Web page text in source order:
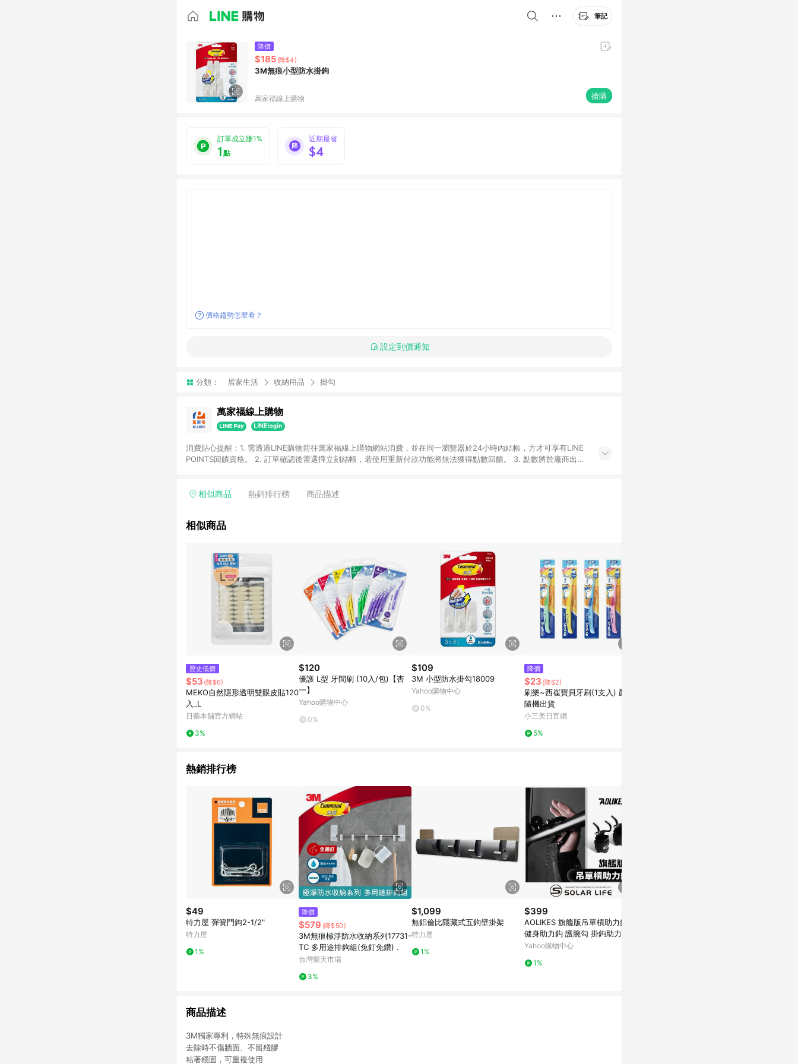
筆記
降價
$185 (降$4)
3M無痕小型防水掛鉤
萬家福線上購物 搶購
訂單成立賺1%
1點
近期最省
$4
價格趨勢怎麼看？
設定到價通知
分類： 居家生活 收納用品 掛勾
萬家福線上購物
消費貼心提醒：1. 需透過LINE購物前往萬家福線上購物網站消費，並在同一瀏覽器於24小時內結帳，方才可享有LINE
POINTS回饋資格。 2. 訂單確認後需選擇立刻結帳，若使用重新付款功能將無法獲得點數回饋。 3. 點數將於廠商出貨
留時間內聯絡客服中心，並由康達盛通生活事業股份有限公司方進行訂單資格確認。 康達盛通線上購物希望提供簡
相似商品 熱銷排行榜 商品描述
相似商品
歷史低價
$53 (降$6)
MEKO自然隱形透明雙眼皮貼120
入_L
日藥本舖官方網站
3%
$120
優護 L型 牙間刷 (10入/包)【杏
一】
Yahoo購物中心
0%
$109
3M 小型防水掛勾18009
Yahoo購物中心
0%
降價
$23 (降$2)
刷樂~西崔寶貝牙刷(1支入) 顏色
隨機出貨
小三美日官網
5%
熱銷排行榜
$49
特力屋 彈簧門鉤2-1/2"
特力屋
1%
降價
$579 (降$50)
3M無痕極淨防水收納系列17731-
TC 多用途排鉤組(免釘免鑽) .
台灣樂天市場
3%
$1,099
無鋁倫比隱藏式五鉤壁掛架
特力屋
1%
$399
AOLIKES 旗艦版吊單槓助力鈎.
健身助力鈎 護腕勾 掛鉤助力帶
助力掛鉤 手腕掛勾
Yahoo購物中心
1%
商品描述
3M獨家專利，特殊無痕設計
去除時不傷牆面、不留殘膠
粘著穩固，可重複使用